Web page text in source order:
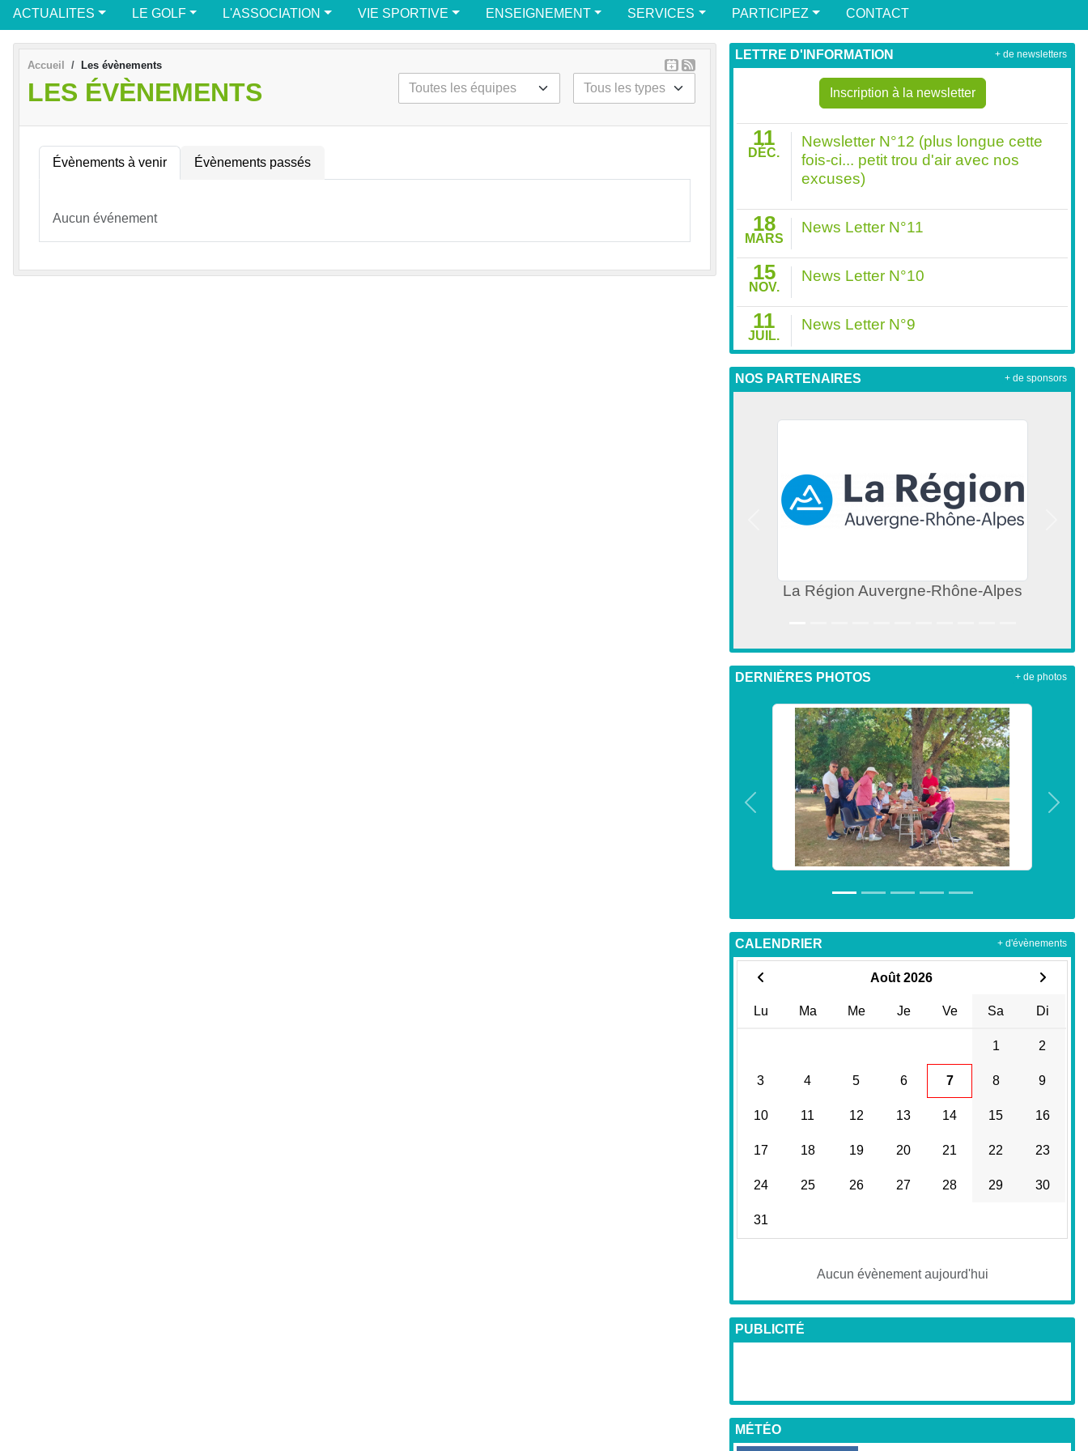
ACTUALITES LE GOLF L'ASSOCIATION VIE SPORTIVE ENSEIGNEMENT SERVICES PARTICIPEZ CONTACT
Accueil Les évènements
LES ÉVÈNEMENTS
Évènements à venir Évènements passés
Aucun événement
LETTRE D'INFORMATION
Inscription à la newsletter
11
DÉC.
Newsletter N°12 (plus longue cette
fois-ci... petit trou d'air avec nos
excuses)
18
MARS
News Letter N°11
15
NOV.
News Letter N°10
11
JUIL.
News Letter N°9
+ de newsletters
NOS PARTENAIRES
La Région Auvergne-Rhône-Alpes
Précedent
+ de sponsors
DERNIÈRES PHOTOS
Précedent
+ de photos
CALENDRIER
Août 2026
Lu Ma Me Je Ve Sa Di
1 2
3 4 5 6 7 8 9
10 11 12 13 14 15 16
17 18 19 20 21 22 23
24 25 26 27 28 29 30
31
Aucun évènement aujourd'hui
+ d'évènements
PUBLICITÉ
MÉTÉO